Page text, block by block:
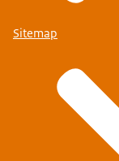
Sitemap